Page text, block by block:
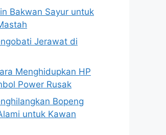
Bakwan Sayur untuk
Jerawat di
Menghidupkan HP
Power Rusak
Bopeng
untuk Kawan